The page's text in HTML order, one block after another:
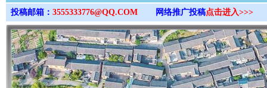
投稿邮箱： 3555333776@QQ.COM 网络推广投稿点击进入>>>